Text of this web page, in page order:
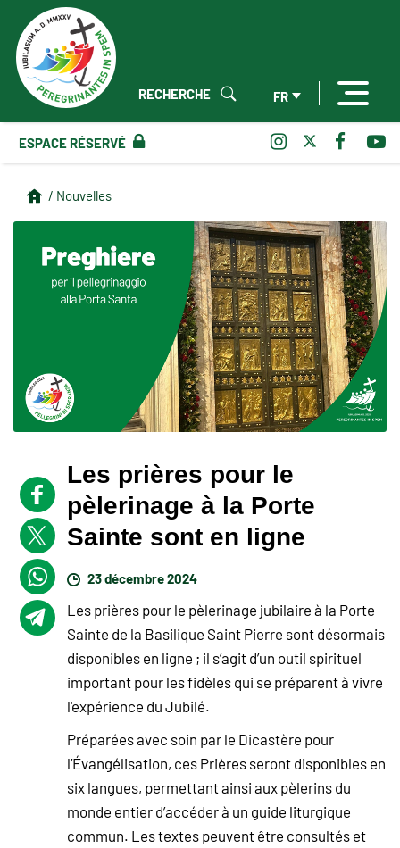
FR
RECHERCHE
ESPACE RÉSERVÉ
/ Nouvelles
Les prières pour le
pèlerinage à la Porte
Sainte sont en ligne
23 décembre 2024
Les prières pour le pèlerinage jubilaire à la Porte
Sainte de la Basilique Saint Pierre sont désormais
disponibles en ligne ; il s’agit d’un outil spirituel
important pour les fidèles qui se préparent à vivre
l'expérience du Jubilé.
Préparées avec soin par le Dicastère pour
l’Évangélisation, ces Prières seront disponibles en
six langues, permettant ainsi aux pèlerins du
monde entier d’accéder à un guide liturgique
commun. Les textes peuvent être consultés et